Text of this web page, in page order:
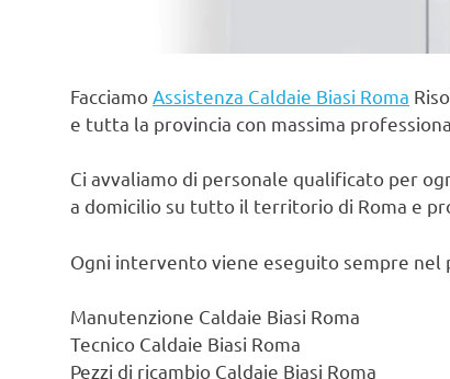
Facciamo Assistenza Caldaie Biasi Roma
e tutta la provincia con massima
Ci avvaliamo di personale qualificato per
a domicilio su tutto il territorio di Roma e
Ogni intervento viene eseguito sempre
Manutenzione Caldaie Biasi Roma
Tecnico Caldaie Biasi Roma
Pezzi di ricambio Caldaie Biasi Roma